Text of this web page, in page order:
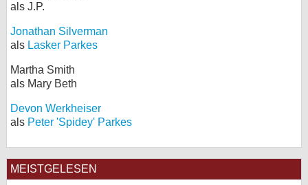
als J.P.
Jonathan Silverman
als Lasker Parkes
Martha Smith
als Mary Beth
Devon Werkheiser
als Peter 'Spidey' Parkes
MEISTGELESEN